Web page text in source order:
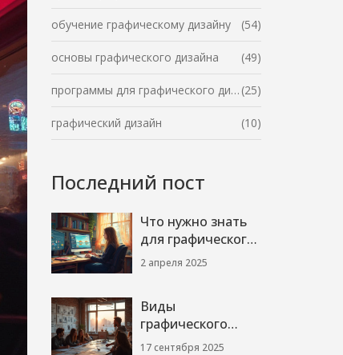
обучение графическому дизайну (54)
основы графического дизайна (49)
программы для графического дизайна (25)
графический дизайн (10)
Последний пост
Что нужно знать
для графического
дизайнера?
2 апреля 2025
Виды
графического
дизайна: полный
17 сентября 2025